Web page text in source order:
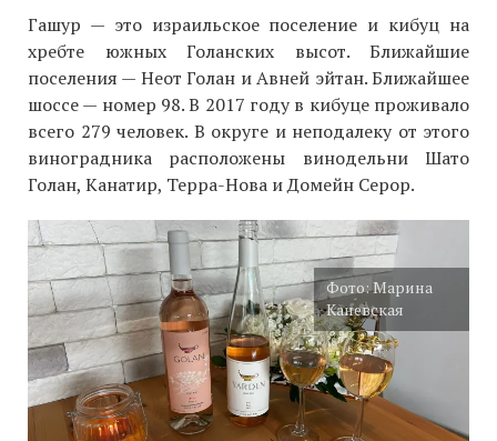
Гашур — это израильское поселение и кибуц на
хребте южных Голанских высот. Ближайшие
поселения — Неот Голан и Авней эйтан. Ближайшее
шоссе — номер 98. В 2017 году в кибуце проживало
всего 279 человек. В округе и неподалеку от этого
виноградника расположены винодельни Шато
Голан, Канатир, Терра-Нова и Домейн Серор.
Фото: Марина
Каневская